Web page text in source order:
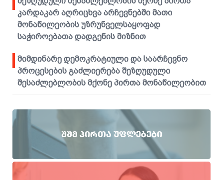
კარდაკარ აღრიცხვა არჩევნებში მათი
მონაწილეობის უზრუნველსაყოფად
საჭიროებათა დადგენის მიზნით
მიმდინარე დემოკრატიული და საარჩევნო
პროცესების გაძლიერება შეზღუდული
შესაძლებლობის მქონე პირთა მონაწილეობით
ᲨᲨᲛ ᲞᲘᲠᲗᲐ ᲣᲤᲚᲔᲑᲔᲑᲘ